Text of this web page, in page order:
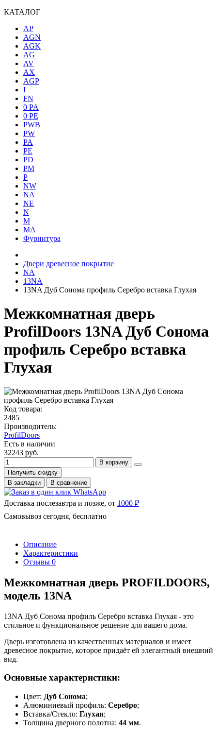
КАТАЛОГ
AP
AGN
AGK
AG
AV
AX
AGP
I
FN
0 PA
0 PE
PWB
PW
PA
PE
PD
PM
P
NW
NA
NE
N
M
MA
Фурнитура
Двери древесное покрытие
NA
13NA
13NA Дуб Сонома профиль Серебро вставка Глухая
Межкомнатная дверь
ProfilDoors 13NA Дуб Сонома
профиль Серебро вставка
Глухая
Код товара:
2485
Производитель:
ProfilDoors
Есть в наличии
32243 руб.
В корзину
Получить скидку
В закладки
В сравнение
Доставка послезавтра и позже, от 1000 ₽
Самовывоз сегодня, бесплатно
Описание
Характеристики
Отзывы 0
Межкомнатная дверь PROFILDOORS,
модель 13NA
13NA Дуб Сонома профиль Серебро вставка Глухая - это
стильное и функциональное решение для вашего дома.
Дверь изготовлена из качественных материалов и имеет
древесное покрытие, которое придаёт ей элегантный внешний
вид.
Основные характеристики:
Цвет: Дуб Сонома;
Алюминиевый профиль: Серебро;
Вставка/Стекло: Глухая;
Толщина дверного полотна: 44 мм.